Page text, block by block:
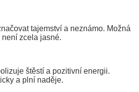
tajemství a neznámo. Možná
zcela jasné.
štěstí a pozitivní energii.
a plní naděje.